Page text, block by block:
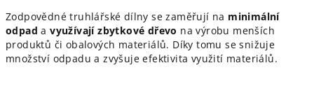
Zodpovědné truhlářské dílny se zaměřují na minimální
odpad a využívají zbytkové dřevo na výrobu menších
produktů či obalových materiálů. Díky tomu se snižuje
množství odpadu a zvyšuje efektivita využití materiálů.